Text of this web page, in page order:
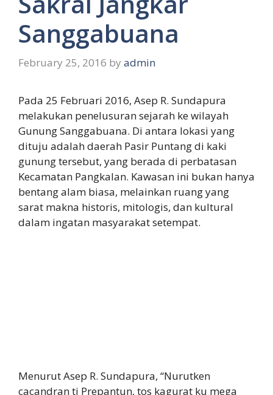
Sanggabuana
February 25, 2016 by admin
Pada 25 Februari 2016, Asep R. Sundapura
melakukan penelusuran sejarah ke wilayah
Gunung Sanggabuana. Di antara lokasi yang
dituju adalah daerah Pasir Puntang di kaki
gunung tersebut, yang berada di perbatasan
Kecamatan Pangkalan. Kawasan ini bukan hanya
bentang alam biasa, melainkan ruang yang
sarat makna historis, mitologis, dan kultural
dalam ingatan masyarakat setempat.
Menurut Asep R. Sundapura, “Nurutken
cacandran ti Prepantun, tos kagurat ku mega